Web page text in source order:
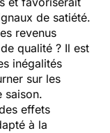
de satiété.
revenus
qualité ? Il est
inégalités
sur les
saison.
effets
à la